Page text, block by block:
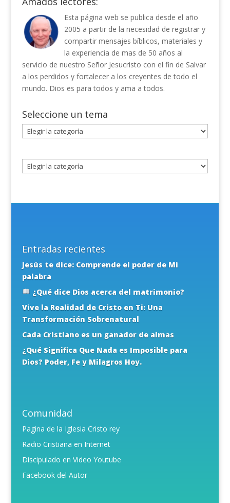
Esta página web se publica desde el año
2005 a partir de la necesidad de registrar y
compartir mensajes bíblicos, materiales y
la experiencia de mas de 50 años al
servicio de nuestro Señor Jesucristo con el fin de Salvar
a los perdidos y fortalecer a los creyentes de todo el
mundo. Dios es para todos y ama a todos.
Seleccione un tema
Seleccione
un
Entradas recientes
Jesús te dice: Comprende el poder de Mi
palabra
¿Qué dice Dios acerca del matrimonio?
Vive la Realidad de Cristo en Ti: Una
Transformación Sobrenatural
Cada Cristiano es un ganador de almas
¿Qué Significa Que Nada es Imposible para
Dios? Poder, Fe y Milagros Hoy.
Comunidad
Pagina de la Iglesia Cristo rey
Radio Cristiana en Internet
Discipulado en Video Youtube
Facebook del Autor